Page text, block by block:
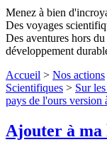
Menez à bien
Des voyages
Des aventures hors
développement
Accueil > Nos actions
Scientifiques > Sur
pays de l'ours version
Ajouter à ma